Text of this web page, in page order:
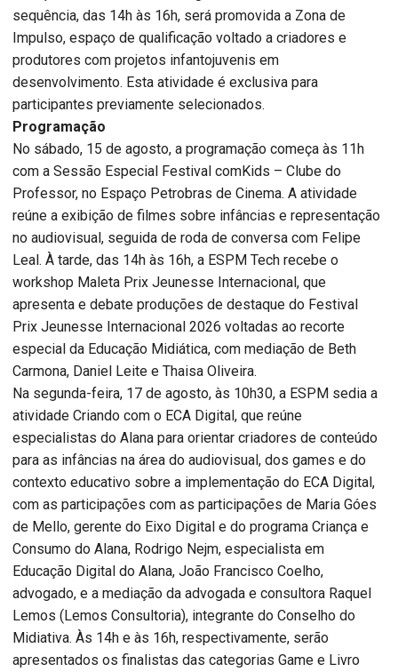
sequência, das 14h às 16h, será promovida a Zona de
Impulso, espaço de qualificação voltado a criadores e
produtores com projetos infantojuvenis em
desenvolvimento. Esta atividade é exclusiva para
participantes previamente selecionados.
Programação
No sábado, 15 de agosto, a programação começa às 11h
com a Sessão Especial Festival comKids – Clube do
Professor, no Espaço Petrobras de Cinema. A atividade
reúne a exibição de filmes sobre infâncias e representação
no audiovisual, seguida de roda de conversa com Felipe
Leal. À tarde, das 14h às 16h, a ESPM Tech recebe o
workshop Maleta Prix Jeunesse Internacional, que
apresenta e debate produções de destaque do Festival
Prix Jeunesse Internacional 2026 voltadas ao recorte
especial da Educação Midiática, com mediação de Beth
Carmona, Daniel Leite e Thaisa Oliveira.
Na segunda-feira, 17 de agosto, às 10h30, a ESPM sedia a
atividade Criando com o ECA Digital, que reúne
especialistas do Alana para orientar criadores de conteúdo
para as infâncias na área do audiovisual, dos games e do
contexto educativo sobre a implementação do ECA Digital,
com as participações com as participações de Maria Góes
de Mello, gerente do Eixo Digital e do programa Criança e
Consumo do Alana, Rodrigo Nejm, especialista em
Educação Digital do Alana, João Francisco Coelho,
advogado, e a mediação da advogada e consultora Raquel
Lemos (Lemos Consultoria), integrante do Conselho do
Midiativa. Às 14h e às 16h, respectivamente, serão
apresentados os finalistas das categorias Game e Livro